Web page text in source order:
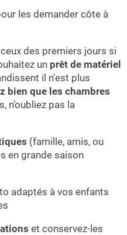
les demander côte à
des premiers jours si
un prêt de matériel
il n’est plus
bien que les chambres
n’oubliez pas la
(famille, amis, ou
en grande saison
adaptés à vos enfants
et conservez-les